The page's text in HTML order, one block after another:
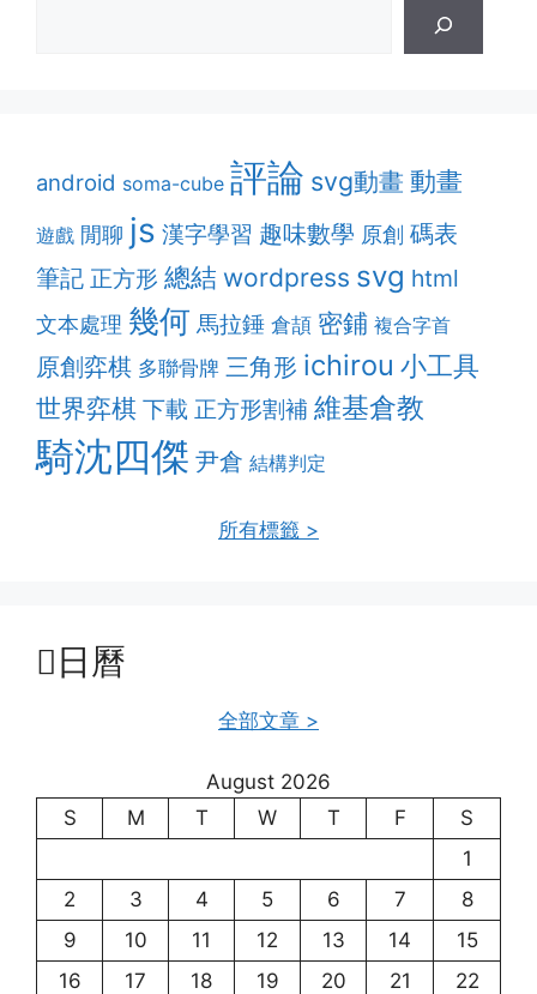
android soma-cube 評論 svg動畫 動畫
遊戲 閒聊 js 漢字學習 趣味數學 原創 碼表
筆記 正方形 總結 wordpress svg html
文本處理 幾何 馬拉錘 倉頡 密鋪 複合字首
原創弈棋 多聯骨牌 三角形 ichirou 小工具
世界弈棋 下載 正方形割補 維基倉教
騎沈四傑 尹倉 結構判定
所有標籤 >
日曆
全部文章 >
August 2026
S
M T W T F
S
1
2
3 4 5 6 7
8
9
10 11 12 13 14
15
16
17 18 19 20 21
22